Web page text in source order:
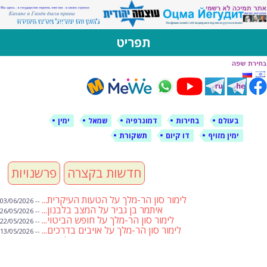
לימין עוצמה יהודית
אתר תמיכה ברוסית ובעברית
תפריט
דילוג
לתוכן
בעולם בחירות דמוגרפיה שמאל
ימין
ימין מזויף
דו קיום תשקורת
פרשנויות חדשות בקצרה
לימור סון הר-מלך על הטעות העיקרית... -- 03/06/2026
איתמר בן גביר על המצב בלבנון... -- 26/05/2026
לימור סון הר-מלך על חופש הביטוי... -- 22/05/2026
לימור סון הר-מלך על אויבים בדרכים... -- 13/05/2026
שבועת אמונים לדעאש